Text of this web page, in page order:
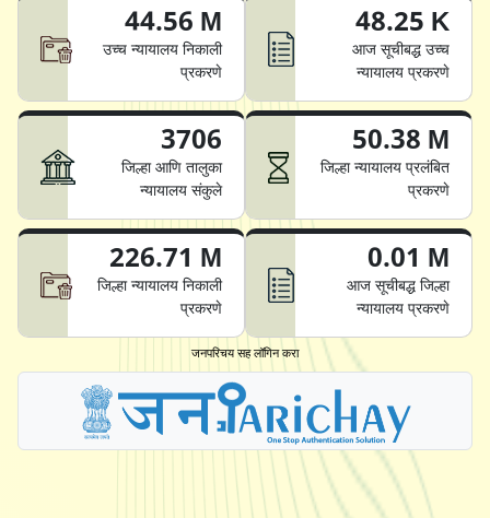
44.56 M
उच्च न्यायालय निकाली
प्रकरणे
48.25 K
आज सूचीबद्ध उच्च
न्यायालय प्रकरणे
3706
जिल्हा आणि तालुका
न्यायालय संकुले
50.38 M
जिल्हा न्यायालय प्रलंबित
प्रकरणे
226.71 M
जिल्हा न्यायालय निकाली
प्रकरणे
0.01 M
आज सूचीबद्ध जिल्हा
न्यायालय प्रकरणे
जनपरिचय सह लॉगिन करा